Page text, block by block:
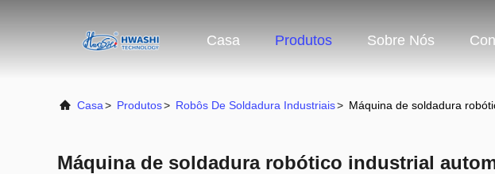
Casa Produtos Sobre Nós
Casa> Produtos> Robôs De Soldadura Industriais> Máquina de soldadura
Máquina de soldadura robótico industrial